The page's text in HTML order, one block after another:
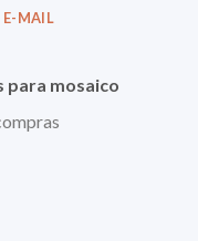
E-MAIL
para mosaico